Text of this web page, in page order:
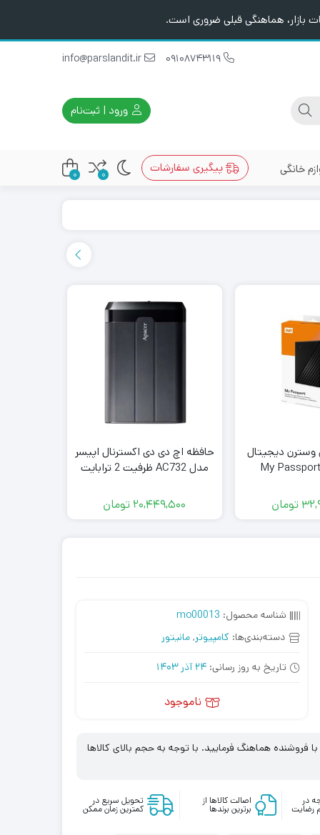
بازار، هماهنگی قبلی ضروری است.
ورود | ثبت‌نام
خانگی پیگیری سفارشات 0
0
وسترن دیجیتال
تومان
حافظه اچ دی دی اکسترنال اپیسر
مدل AC732 ظرفیت 2 ترابایت
20,449,500 تومان
شناسه محصول: mo00013
دسته‌بندی‌ها: کامپیوتر, مانیتور
تاریخ به روز رسانی: 24 آذر 1403
ناموجود
هماهنگ فرمایید. با توجه به حجم بالای کالاها
در
رضایت
اصالت کالاها از
برترین برندها
تحویل سریع در
کمترین زمان ممکن